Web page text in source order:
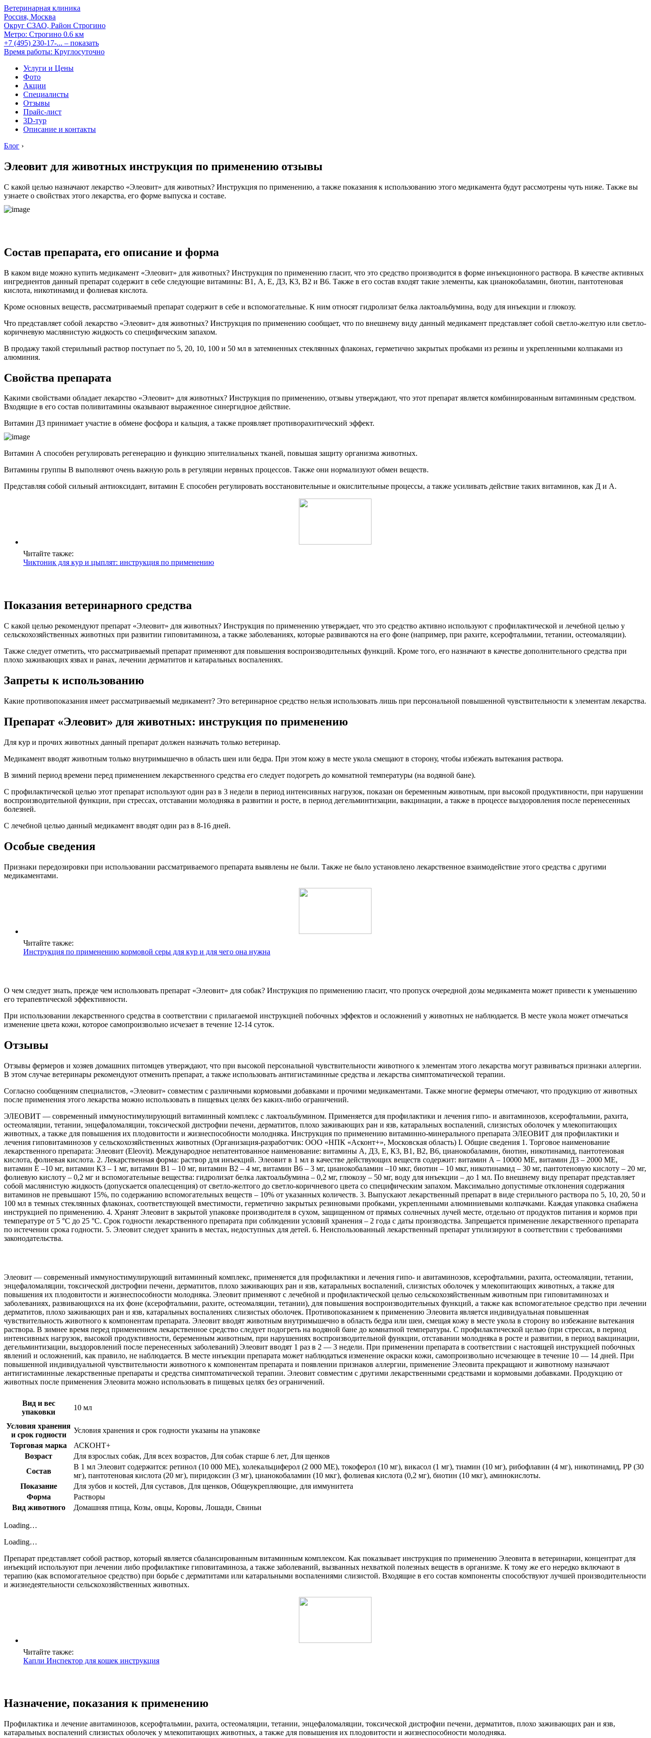
Ветеринарная клиника
Россия, Москва
Округ СЗАО, Район Строгино
Метро: Строгино 0.6 км
+7 (495) 230-17-... – показать
Время работы: Круглосуточно
Услуги и Цены
Фото
Акции
Специалисты
Отзывы
Прайс-лист
3D-тур
Описание и контакты
Блог ›
Элеовит для животных инструкция по применению отзывы
С какой целью назначают лекарство «Элеовит» для животных? Инструкция по применению, а также показания к использованию этого медикамента будут рассмотрены чуть ниже. Также вы
узнаете о свойствах этого лекарства, его форме выпуска и составе.
Состав препарата, его описание и форма
В каком виде можно купить медикамент «Элеовит» для животных? Инструкция по применению гласит, что это средство производится в форме инъекционного раствора. В качестве активных
ингредиентов данный препарат содержит в себе следующие витамины: В1, А, Е, Д3, К3, В2 и В6. Также в его состав входят такие элементы, как цианокобаламин, биотин, пантотеновая
кислота, никотинамид и фолиевая кислота.
Кроме основных веществ, рассматриваемый препарат содержит в себе и вспомогательные. К ним относят гидролизат белка лактоальбумина, воду для инъекции и глюкозу.
Что представляет собой лекарство «Элеовит» для животных? Инструкция по применению сообщает, что по внешнему виду данный медикамент представляет собой светло-желтую или светло-
коричневую маслянистую жидкость со специфическим запахом.
В продажу такой стерильный раствор поступает по 5, 20, 10, 100 и 50 мл в затемненных стеклянных флаконах, герметично закрытых пробками из резины и укрепленными колпаками из
алюминия.
Свойства препарата
Какими свойствами обладает лекарство «Элеовит» для животных? Инструкция по применению, отзывы утверждают, что этот препарат является комбинированным витаминным средством.
Входящие в его состав поливитамины оказывают выраженное синергидное действие.
Витамин Д3 принимает участие в обмене фосфора и кальция, а также проявляет противорахитический эффект.
Витамин А способен регулировать регенерацию и функцию эпителиальных тканей, повышая защиту организма животных.
Витамины группы В выполняют очень важную роль в регуляции нервных процессов. Также они нормализуют обмен веществ.
Представляя собой сильный антиоксидант, витамин Е способен регулировать восстановительные и окислительные процессы, а также усиливать действие таких витаминов, как Д и А.
Читайте также:
Чиктоник для кур и цыплят: инструкция по применению
Показания ветеринарного средства
С какой целью рекомендуют препарат «Элеовит» для животных? Инструкция по применению утверждает, что это средство активно используют с профилактической и лечебной целью у
сельскохозяйственных животных при развитии гиповитаминоза, а также заболеваниях, которые развиваются на его фоне (например, при рахите, ксерофтальмии, тетании, остеомаляции).
Также следует отметить, что рассматриваемый препарат применяют для повышения воспроизводительных функций. Кроме того, его назначают в качестве дополнительного средства при
плохо заживающих язвах и ранах, лечении дерматитов и катаральных воспалениях.
Запреты к использованию
Какие противопоказания имеет рассматриваемый медикамент? Это ветеринарное средство нельзя использовать лишь при персональной повышенной чувствительности к элементам лекарства.
Препарат «Элеовит» для животных: инструкция по применению
Для кур и прочих животных данный препарат должен назначать только ветеринар.
Медикамент вводят животным только внутримышечно в область шеи или бедра. При этом кожу в месте укола смещают в сторону, чтобы избежать вытекания раствора.
В зимний период времени перед применением лекарственного средства его следует подогреть до комнатной температуры (на водяной бане).
С профилактической целью этот препарат используют один раз в 3 недели в период интенсивных нагрузок, показан он беременным животным, при высокой продуктивности, при нарушении
воспроизводительной функции, при стрессах, отставании молодняка в развитии и росте, в период дегельминтизации, вакцинации, а также в процессе выздоровления после перенесенных
болезней.
С лечебной целью данный медикамент вводят один раз в 8-16 дней.
Особые сведения
Признаки передозировки при использовании рассматриваемого препарата выявлены не были. Также не было установлено лекарственное взаимодействие этого средства с другими
медикаментами.
Читайте также:
Инструкция по применению кормовой серы для кур и для чего она нужна
О чем следует знать, прежде чем использовать препарат «Элеовит» для собак? Инструкция по применению гласит, что пропуск очередной дозы медикамента может привести к уменьшению
его терапевтической эффективности.
При использовании лекарственного средства в соответствии с прилагаемой инструкцией побочных эффектов и осложнений у животных не наблюдается. В месте укола может отмечаться
изменение цвета кожи, которое самопроизвольно исчезает в течение 12-14 суток.
Отзывы
Отзывы фермеров и хозяев домашних питомцев утверждают, что при высокой персональной чувствительности животного к элементам этого лекарства могут развиваться признаки аллергии.
В этом случае ветеринары рекомендуют отменить препарат, а также использовать антигистаминные средства и лекарства симптоматической терапии.
Согласно сообщениям специалистов, «Элеовит» совместим с различными кормовыми добавками и прочими медикаментами. Также многие фермеры отмечают, что продукцию от животных
после применения этого лекарства можно использовать в пищевых целях без каких-либо ограничений.
ЭЛЕОВИТ — современный иммуностимулирующий витаминный комплекс с лактоальбумином. Применяется для профилактики и лечения гипо- и авитаминозов, ксерофтальмии, рахита,
остеомаляции, тетании, энцефаломаляции, токсической дистрофии печени, дерматитов, плохо заживающих ран и язв, катаральных воспалений, слизистых оболочек у млекопитающих
животных, а также для повышения их плодовитости и жизнеспособности молодняка. Инструкция по применению витаминно-минерального препарата ЭЛЕОВИТ для профилактики и
лечения гиповитаминозов у сельскохозяйственных животных (Организация-разработчик: ООО «НПК «Асконт+», Московская область) I. Общие сведения 1. Торговое наименование
лекарственного препарата: Элеовит (Еlеоvit). Международное непатентованное наименование: витамины А, Д3, Е, К3, В1, В2, В6, цианокобаламин, биотин, никотинамид, пантотеновая
кислота, фолиевая кислота. 2. Лекарственная форма: раствор для инъекций. Элеовит в 1 мл в качестве действующих веществ содержит: витамин А – 10000 МЕ, витамин Д3 – 2000 МЕ,
витамин Е –10 мг, витамин К3 – 1 мг, витамин В1 – 10 мг, витамин В2 – 4 мг, витамин В6 – 3 мг, цианокобаламин –10 мкг, биотин – 10 мкг, никотинамид – 30 мг, пантотеновую кислоту – 20 мг,
фолиевую кислоту – 0,2 мг и вспомогательные вещества: гидролизат белка лактоальбумина – 0,2 мг, глюкозу – 50 мг, воду для инъекции – до 1 мл. По внешнему виду препарат представляет
собой маслянистую жидкость (допускается опалесценция) от светло-желтого до светло-коричневого цвета со специфическим запахом. Максимально допустимые отклонения содержания
витаминов не превышают 15%, по содержанию вспомогательных веществ – 10% от указанных количеств. 3. Выпускают лекарственный препарат в виде стерильного раствора по 5, 10, 20, 50 и
100 мл в темных стеклянных флаконах, соответствующей вместимости, герметично закрытых резиновыми пробками, укрепленными алюминиевыми колпачками. Каждая упаковка снабжена
инструкцией по применению. 4. Хранят Элеовит в закрытой упаковке производителя в сухом, защищенном от прямых солнечных лучей месте, отдельно от продуктов питания и кормов при
температуре от 5 °С до 25 °С. Срок годности лекарственного препарата при соблюдении условий хранения – 2 года с даты производства. Запрещается применение лекарственного препарата
по истечении срока годности. 5. Элеовит следует хранить в местах, недоступных для детей. 6. Неиспользованный лекарственный препарат утилизируют в соответствии с требованиями
законодательства.
Элеовит — современный иммуностимулирующий витаминный комплекс, применяется для профилактики и лечения гипо- и авитаминозов, ксерофтальмии, рахита, остеомаляции, тетании,
энцефаломаляции, токсической дистрофии печени, дерматитов, плохо заживающих ран и язв, катаральных воспалений, слизистых оболочек у млекопитающих животных, а также для
повышения их плодовитости и жизнеспособности молодняка. Элеовит применяют с лечебной и профилактической целью сельскохозяйственным животным при гиповитаминозах и
заболеваниях, развивающихся на их фоне (ксерофтальмии, рахите, остеомаляции, тетании), для повышения воспроизводительных функций, а также как вспомогательное средство при лечении
дерматитов, плохо заживающих ран и язв, катаральных воспалениях слизистых оболочек. Противопоказанием к применению Элеовита является индивидуальная повышенная
чувствительность животного к компонентам препарата. Элеовит вводят животным внутримышечно в область бедра или шеи, смещая кожу в месте укола в сторону во избежание вытекания
раствора. В зимнее время перед применением лекарственное средство следует подогреть на водяной бане до комнатной температуры. С профилактической целью (при стрессах, в период
интенсивных нагрузок, высокой продуктивности, беременным животным, при нарушениях воспроизводительной функции, отставании молодняка в росте и развитии, в период вакцинации,
дегельминтизации, выздоровлений после перенесенных заболеваний) Элеовит вводят 1 раз в 2 — 3 недели. При применении препарата в соответствии с настоящей инструкцией побочных
явлений и осложнений, как правило, не наблюдается. В месте инъекции препарата может наблюдаться изменение окраски кожи, самопроизвольно исчезающее в течение 10 — 14 дней. При
повышенной индивидуальной чувствительности животного к компонентам препарата и появлении признаков аллергии, применение Элеовита прекращают и животному назначают
антигистаминные лекарственные препараты и средства симптоматической терапии. Элеовит совместим с другими лекарственными средствами и кормовыми добавками. Продукцию от
животных после применения Элеовита можно использовать в пищевых целях без ограничений.
Вид и вес
упаковки
10 мл
Условия хранения
и срок годности
Условия хранения и срок годности указаны на упаковке
Торговая марка
АСКОНТ+
Возраст
Для взрослых собак, Для всех возрастов, Для собак старше 6 лет, Для щенков
Состав
В 1 мл Элеовит содержится: ретинол (10 000 МЕ), холекальциферол (2 000 МЕ), токоферол (10 мг), викасол (1 мг), тиамин (10 мг), рибофлавин (4 мг), никотинамид, РР (30
мг), пантотеновая кислота (20 мг), пиридоксин (3 мг), цианокобаламин (10 мкг), фолиевая кислота (0,2 мг), биотин (10 мкг), аминокислоты.
Показание
Для зубов и костей, Для суставов, Для щенков, Общеукрепляющие, для иммунитета
Форма
Растворы
Вид животного
Домашняя птица, Козы, овцы, Коровы, Лошади, Свиньи
Loading…
Loading…
Препарат представляет собой раствор, который является сбалансированным витаминным комплексом. Как показывает инструкция по применению Элеовита в ветеринарии, концентрат для
инъекций используют при лечении либо профилактике гиповитаминоза, а также заболеваний, вызванных нехваткой полезных веществ в организме. К тому же его нередко включают в
терапию (как вспомогательное средство) при борьбе с дерматитами или катаральными воспалениями слизистой. Входящие в его состав компоненты способствуют лучшей производительности
и жизнедеятельности сельскохозяйственных животных.
Читайте также:
Капли Инспектор для кошек инструкция
Назначение, показания к применению
Профилактика и лечение авитаминозов, ксерофтальмии, рахита, остеомаляции, тетании, энцефаломаляции, токсической дистрофии печени, дерматитов, плохо заживающих ран и язв,
катаральных воспалений слизистых оболочек у млекопитающих животных, а также для повышения их плодовитости и жизнеспособности молодняка.